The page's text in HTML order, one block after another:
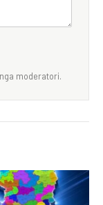
moderatori.